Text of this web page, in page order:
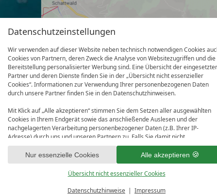
Datenschutzeinstellungen
Wir verwenden auf dieser Website neben technisch notwendigen Cookies
Cookies von Partnern, deren Zweck die Analyse von Websitezugriffen und die
Bereitstellung personalisierter Werbung sind. Eine Übersicht der
Partner und deren Dienste finden Sie in der „Übersicht nicht essenzieller
Cookies“. Informationen zur Verwendung Ihrer personenbezogenen Daten
durch unsere Partner finden Sie in den Datenschutzhinweisen.
Mit Klick auf „Alle akzeptieren“ stimmen Sie dem Setzen aller ausgewählten
Cookies in Ihrem Endgerät sowie das anschließende Auslesen und der
nachgelagerten Verarbeitung personenbezogener Daten (z.B. Ihrer IP-
Adresse) durch uns und unseren Partnern zu. Falls Sie damit nicht
einverstanden sind, klicken Sie bitte auf „Nur essenzielle Cookies“. Eine
individuelle Auswahl können Sie unter „Übersicht nicht essenzieller Cookies“
tätigen. Sie können Ihre Auswahl im Fußbereich dieser Website oder in den
Datenschutzhinweisen jederzeit aufrufen und ändern.
Alle akzeptieren
Nur essenzielle Cookies
Übersicht nicht essenzieller Cookies
Datenschutzhinweise Impressum
Impressum Datenschutz